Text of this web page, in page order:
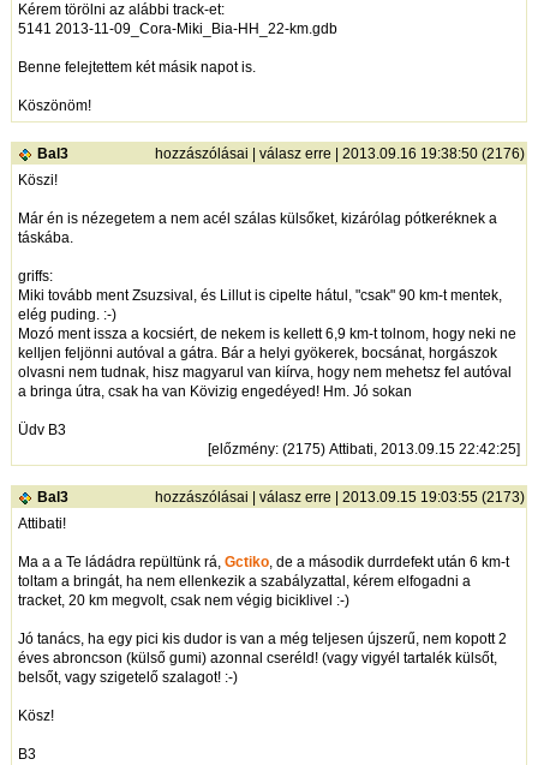
Kérem törölni az alábbi track-et:
5141 2013-11-09_Cora-Miki_Bia-HH_22-km.gdb
Benne felejtettem két másik napot is.
Köszönöm!
Bal3 hozzászólásai |válasz erre | 2013.09.16 19:38:50 (2176)
Köszi!
Már én is nézegetem a nem acél szálas külsőket, kizárólag pótkeréknek a
táskába.
griffs:
Miki tovább ment Zsuzsival, és Lillut is cipelte hátul, "csak" 90 km-t mentek,
elég puding. :-)
Mozó ment issza a kocsiért, de nekem is kellett 6,9 km-t tolnom, hogy neki ne
kelljen feljönni autóval a gátra. Bár a helyi gyökerek, bocsánat, horgászok
olvasni nem tudnak, hisz magyarul van kiírva, hogy nem mehetsz fel autóval
a bringa útra, csak ha van Kövizig engedéyed! Hm. Jó sokan
Üdv B3
[előzmény: (2175) Attibati, 2013.09.15 22:42:25]
Bal3 hozzászólásai |válasz erre | 2013.09.15 19:03:55 (2173)
Attibati!
Ma a a Te ládádra repültünk rá,Gctiko, de a második durrdefekt után 6 km-t
toltam a bringát, ha nem ellenkezik a szabályzattal, kérem elfogadni a
tracket, 20 km megvolt, csak nem végig biciklivel :-)
Jó tanács, ha egy pici kis dudor is van a még teljesen újszerű, nem kopott 2
éves abroncson (külső gumi) azonnal cseréld! (vagy vigyél tartalék külsőt,
belsőt, vagy szigetelő szalagot! :-)
Kösz!
B3